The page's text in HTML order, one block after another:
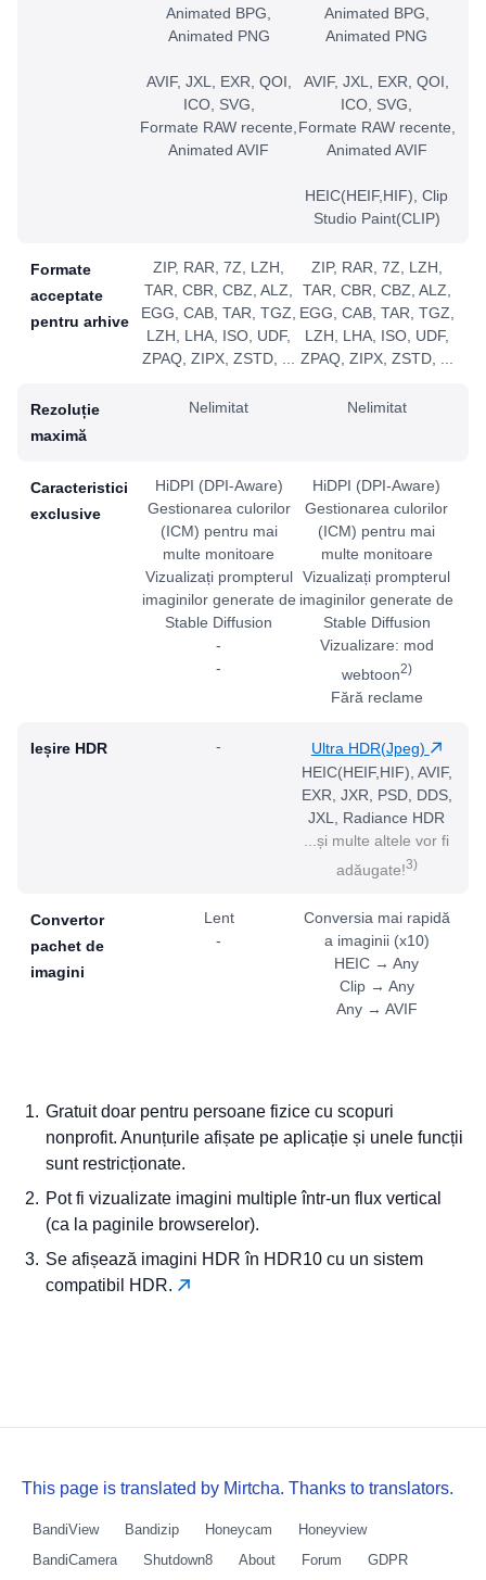
Animated BPG,
Animated PNG
AVIF, JXL, EXR, QOI,
ICO, SVG,
Formate RAW recente,
Animated AVIF
Animated BPG,
Animated PNG
AVIF, JXL, EXR, QOI,
ICO, SVG,
Formate RAW recente,
Animated AVIF
HEIC(HEIF,HIF), Clip
Studio Paint(CLIP)
Formate
acceptate
pentru arhive
ZIP, RAR, 7Z, LZH,
TAR, CBR, CBZ, ALZ,
EGG, CAB, TAR, TGZ,
LZH, LHA, ISO, UDF,
ZPAQ, ZIPX, ZSTD, ...
ZIP, RAR, 7Z, LZH,
TAR, CBR, CBZ, ALZ,
EGG, CAB, TAR, TGZ,
LZH, LHA, ISO, UDF,
ZPAQ, ZIPX, ZSTD, ...
Rezoluție
maximă
Nelimitat Nelimitat
Caracteristici
exclusive
HiDPI (DPI-Aware)
Gestionarea culorilor
(ICM) pentru mai
multe monitoare
Vizualizați prompterul
imaginilor generate de
Stable Diffusion
-
-
HiDPI (DPI-Aware)
Gestionarea culorilor
(ICM) pentru mai
multe monitoare
Vizualizați prompterul
imaginilor generate de
Stable Diffusion
Vizualizare: mod
webtoon2)
Fără reclame
Ieșire HDR -
Ultra HDR(Jpeg)
HEIC(HEIF,HIF), AVIF,
EXR, JXR, PSD, DDS,
JXL, Radiance HDR
...și multe altele vor fi
adăugate!3)
Convertor
pachet de
imagini
Lent
-
Conversia mai rapidă
a imaginii (x10)
HEIC → Any
Clip → Any
Any → AVIF
Gratuit doar pentru persoane fizice cu scopuri
nonprofit. Anunțurile afișate pe aplicație și unele funcții
sunt restricționate.
Pot fi vizualizate imagini multiple într-un flux vertical
(ca la paginile browserelor).
Se afișează imagini HDR în HDR10 cu un sistem
compatibil HDR.
This page is translated by Mirtcha. Thanks to translators.
BandiView Bandizip Honeycam
Honeyview
BandiCamera
Shutdown8 About Forum GDPR